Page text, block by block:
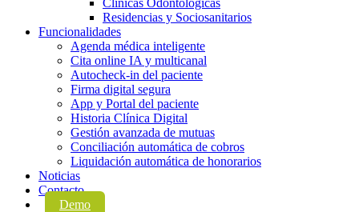
Clínicas Odontológicas
Residencias y Sociosanitarios
Funcionalidades
Agenda médica inteligente
Cita online IA y multicanal
Autocheck-in del paciente
Firma digital segura
App y Portal del paciente
Historia Clínica Digital
Gestión avanzada de mutuas
Conciliación automática de cobros
Liquidación automática de honorarios
Noticias
Contacto
Demo